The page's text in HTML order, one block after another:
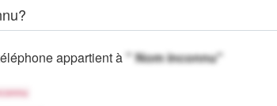
appartient à" Nom inconnu"